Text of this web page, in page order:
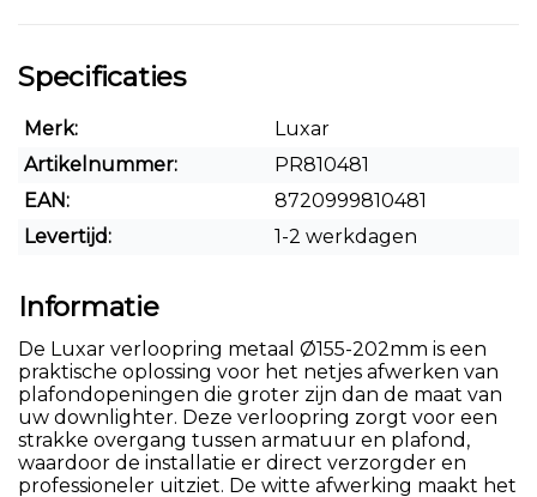
Specificaties
Merk:
Luxar
Artikelnummer:
PR810481
EAN:
8720999810481
Levertijd:
1-2 werkdagen
Informatie
De Luxar verloopring metaal Ø155-202mm is een
praktische oplossing voor het netjes afwerken van
plafondopeningen die groter zijn dan de maat van
uw downlighter. Deze verloopring zorgt voor een
strakke overgang tussen armatuur en plafond,
waardoor de installatie er direct verzorgder en
professioneler uitziet. De witte afwerking maakt het